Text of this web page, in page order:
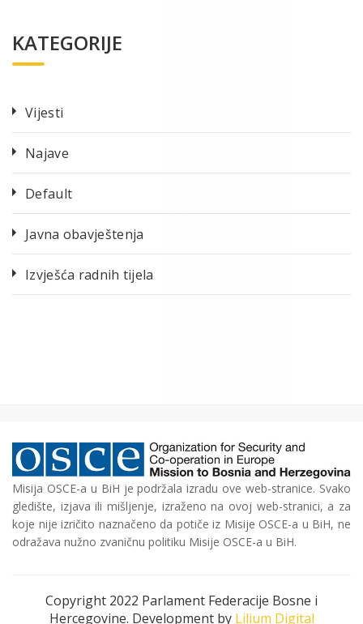
KATEGORIJE
Vijesti
Najave
Default
Javna obavještenja
Izvješća radnih tijela
Misija OSCE-a u BiH je podržala izradu ove web-stranice. Svako
gledište, izjava ili mišljenje, izraženo na ovoj web-stranici, a za
koje nije izričito naznačeno da potiče iz Misije OSCE-a u BiH, ne
odražava nužno zvaničnu politiku Misije OSCE-a u BiH.
Copyright 2022 Parlament Federacije Bosne i
Hercegovine. Development by Lilium Digital